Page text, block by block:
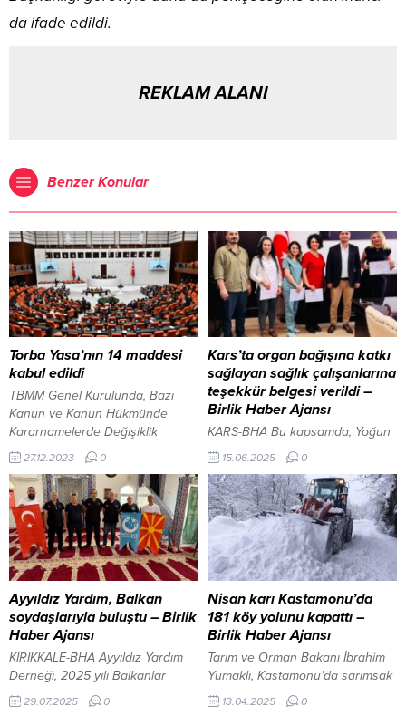
da ifade edildi.
REKLAM ALANI
Benzer Konular
Torba Yasa’nın 14 maddesi
kabul edildi
TBMM Genel Kurulunda, Bazı
Kanun ve Kanun Hükmünde
Kararnamelerde Değişiklik
Yapılması Hakkında Kanun
Teklifi’nin görüşmeleri sürüyor.
Tekliften, verilen önergenin kabul
edilmesiyle, Bankacılık
Düzenleme ve Denetleme
Kurumunda (BDDK) görev yapan
idarecilere ve meslek
personeline, mevzuatında
öngörülen ücret tavanlarına tabi
olmaksızın ek tazminat
ödemesine yönelik madde,
tekliften çıkarıldı. Teklifin, çalışan
emeklilere de...
27.12.2023 0
Kars’ta organ bağışına katkı
sağlayan sağlık çalışanlarına
teşekkür belgesi verildi –
Birlik Haber Ajansı
KARS-BHA Bu kapsamda, Yoğun
Bakım Uzmanları Uzm. Dr. Ezgi
İnan ve Uzm. Dr. Gamze
Karakurt, Organ Nakli Sorumlu
Hemşiresi Damla Avçil ile Yoğun
Bakım Hemşirelerini temsilen
Yoğun Bakım Sorumlu Hemşiresi
Ceylan Akbabaöz, İl Sağlık
Müdürü Dr. Mücahit Aydın
tarafından teşekkür belgesi ile
onurlandırıldı. Söz konusu sağlık
çalışanları, yoğun bakım
ünitesinde...
15.06.2025 0
Ayyıldız Yardım, Balkan
soydaşlarıyla buluştu – Birlik
Haber Ajansı
KIRIKKALE-BHA Ayyıldız Yardım
Derneği, 2025 yılı Balkanlar
Sünnet etkinliğini tamamlayarak
Kırıkkale’ye döndü. Kırıkkale
29.07.2025 0
Nisan karı Kastamonu’da
181 köy yolunu kapattı –
Birlik Haber Ajansı
Tarım ve Orman Bakanı İbrahim
Yumaklı, Kastamonu’da sarımsak
ekimine katıldı KASTAMONU–
BHA Nisan ayında beklenmedik
13.04.2025 0